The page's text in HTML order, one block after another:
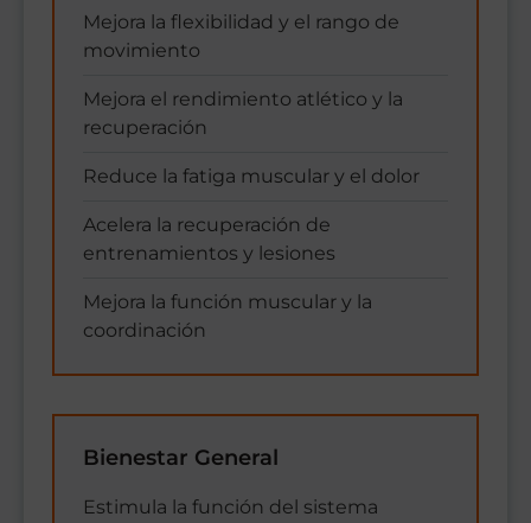
Mejora la flexibilidad y el rango de
movimiento
Mejora el rendimiento atlético y la
recuperación
Reduce la fatiga muscular y el dolor
Acelera la recuperación de
entrenamientos y lesiones
Mejora la función muscular y la
coordinación
Bienestar General
Estimula la función del sistema